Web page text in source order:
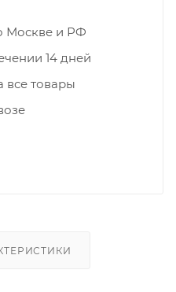
Москве и РФ
14 дней
все товары